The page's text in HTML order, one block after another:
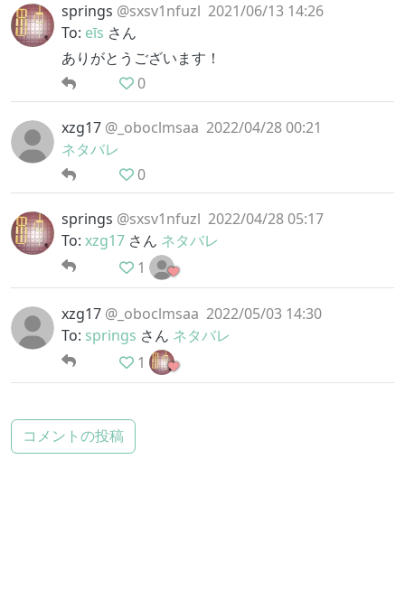
springs @sxsv1nfuzl 2021/06/13 14:26
To: eīs さん
ありがとうございます！
0
xzg17 @_oboclmsaa 2022/04/28 00:21
ネタバレ
0
springs @sxsv1nfuzl 2022/04/28 05:17
To: xzg17 さん ネタバレ
1
xzg17 @_oboclmsaa 2022/05/03 14:30
To: springs さん ネタバレ
1
コメントの投稿